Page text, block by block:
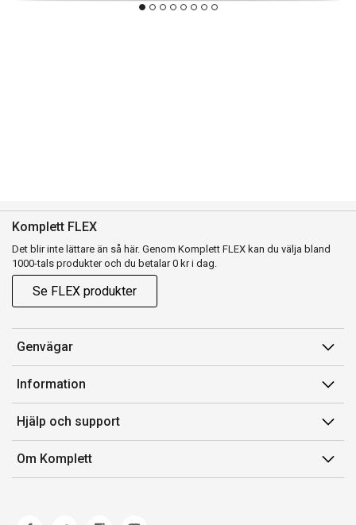
Komplett FLEX
Det blir inte lättare än så här. Genom Komplett FLEX kan du välja bland
1000-tals produkter och du betalar 0 kr i dag.
Se FLEX produkter
Genvägar
Konto
Orderhistorik
Presentkort
Komplett Club
Information
Försäljningsvillkor
Medlemsvillkor for Komplett Club
Lediga tjänster
Hjälp och support
Kontakta oss
Kundservice
Om Komplett